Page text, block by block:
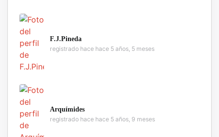
F.J.Pineda
registrado hace hace 5 años, 5 meses
Arquímides
registrado hace hace 5 años, 9 meses